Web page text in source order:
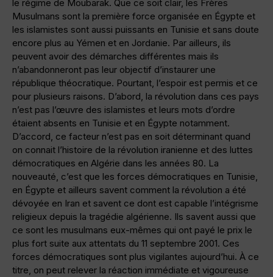
le régime de Moubarak. Que ce soit clair, les Frères
Musulmans sont la première force organisée en Égypte et
les islamistes sont aussi puissants en Tunisie et sans doute
encore plus au Yémen et en Jordanie. Par ailleurs, ils
peuvent avoir des démarches différentes mais ils
n’abandonneront pas leur objectif d’instaurer une
république théocratique. Pourtant, l’espoir est permis et ce
pour plusieurs raisons. D’abord, la révolution dans ces pays
n’est pas l’œuvre des islamistes et leurs mots d’ordre
étaient absents en Tunisie et en Égypte notamment.
D’accord, ce facteur n’est pas en soit déterminant quand
on connait l’histoire de la révolution iranienne et des luttes
démocratiques en Algérie dans les années 80. La
nouveauté, c’est que les forces démocratiques en Tunisie,
en Égypte et ailleurs savent comment la révolution a été
dévoyée en Iran et savent ce dont est capable l’intégrisme
religieux depuis la tragédie algérienne. Ils savent aussi que
ce sont les musulmans eux-mêmes qui ont payé le prix le
plus fort suite aux attentats du 11 septembre 2001. Ces
forces démocratiques sont plus vigilantes aujourd’hui. À ce
titre, on peut relever la réaction immédiate et vigoureuse